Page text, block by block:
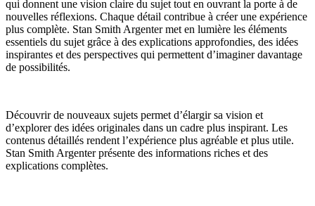
qui donnent une vision claire du sujet tout en ouvrant la porte à de
nouvelles réflexions. Chaque détail contribue à créer une expérience
plus complète. Stan Smith Argenter met en lumière les éléments
essentiels du sujet grâce à des explications approfondies, des idées
inspirantes et des perspectives qui permettent d’imaginer davantage
de possibilités.
Découvrir de nouveaux sujets permet d’élargir sa vision et
d’explorer des idées originales dans un cadre plus inspirant. Les
contenus détaillés rendent l’expérience plus agréable et plus utile.
Stan Smith Argenter présente des informations riches et des
explications complètes.